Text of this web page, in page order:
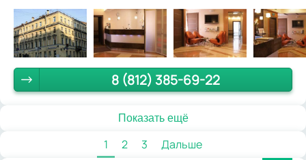
8 (812) 385-69-22
Показать ещё
1 2 3 Дальше